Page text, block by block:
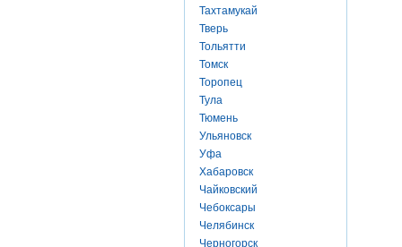
Тахтамукай
Тверь
Тольятти
Томск
Торопец
Тула
Тюмень
Ульяновск
Уфа
Хабаровск
Чайковский
Чебоксары
Челябинск
Черногорск